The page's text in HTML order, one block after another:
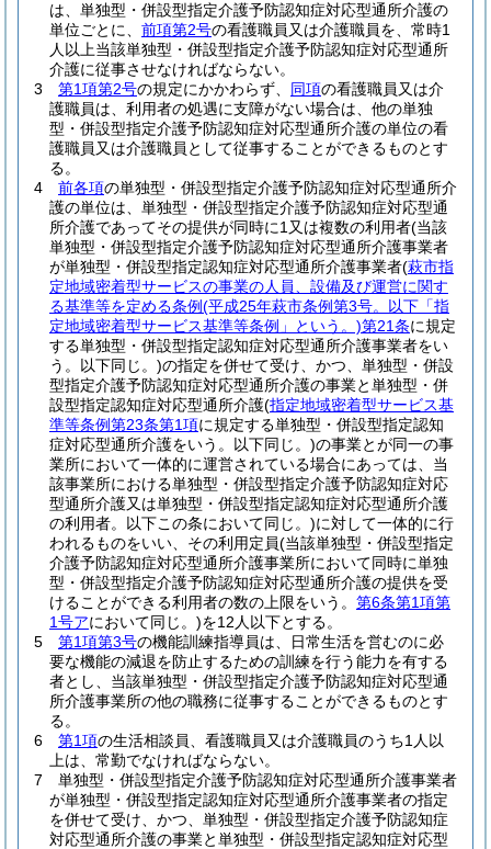
は、単独型・併設型指定介護予防認知症対応型通所介護の
単位ごとに、 前項第2号の看護職員又は介護職員を、常時1
人以上当該単独型・併設型指定介護予防認知症対応型通所
介護に従事させなければならない。
3
第1項第2号の規定にかかわらず、 同項の看護職員又は介
護職員は、利用者の処遇に支障がない場合は、他の単独
型・併設型指定介護予防認知症対応型通所介護の単位の看
護職員又は介護職員として従事することができるものとす
る。
4
前各項の単独型・併設型指定介護予防認知症対応型通所介
護の単位は、単独型・併設型指定介護予防認知症対応型通
所介護であってその提供が同時に1又は複数の利用者(当該
単独型・併設型指定介護予防認知症対応型通所介護事業者
が単独型・併設型指定認知症対応型通所介護事業者(萩市指
定地域密着型サービスの事業の人員、設備及び運営に関す
る基準等を定める条例(平成25年萩市条例第3号。以下「指
定地域密着型サービス基準等条例」という。)第21条に規定
する単独型・併設型指定認知症対応型通所介護事業者をい
う。以下同じ。)の指定を併せて受け、かつ、単独型・併設
型指定介護予防認知症対応型通所介護の事業と単独型・併
設型指定認知症対応型通所介護(指定地域密着型サービス基
準等条例第23条第1項に規定する単独型・併設型指定認知
症対応型通所介護をいう。以下同じ。)の事業とが同一の事
業所において一体的に運営されている場合にあっては、当
該事業所における単独型・併設型指定介護予防認知症対応
型通所介護又は単独型・併設型指定認知症対応型通所介護
の利用者。以下この条において同じ。)に対して一体的に行
われるものをいい、その利用定員(当該単独型・併設型指定
介護予防認知症対応型通所介護事業所において同時に単独
型・併設型指定介護予防認知症対応型通所介護の提供を受
けることができる利用者の数の上限をいう。 第6条第1項第
1号アにおいて同じ。)を12人以下とする。
5
第1項第3号の機能訓練指導員は、日常生活を営むのに必
要な機能の減退を防止するための訓練を行う能力を有する
者とし、当該単独型・併設型指定介護予防認知症対応型通
所介護事業所の他の職務に従事することができるものとす
る。
6
第1項の生活相談員、看護職員又は介護職員のうち1人以
上は、常勤でなければならない。
7
単独型・併設型指定介護予防認知症対応型通所介護事業者
が単独型・併設型指定認知症対応型通所介護事業者の指定
を併せて受け、かつ、単独型・併設型指定介護予防認知症
対応型通所介護の事業と単独型・併設型指定認知症対応型